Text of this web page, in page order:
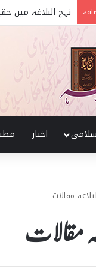
تربیت اولاد کے
اخبار
مقالات
مقالات